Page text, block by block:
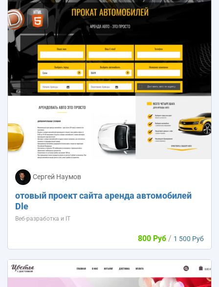
Сергей Наумов
отовый проект сайта аренда автомобилей
Dle
Веб-разработка и IT
800 Руб / 1 500 Руб